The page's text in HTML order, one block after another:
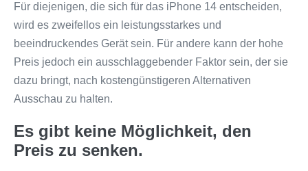
Für diejenigen, die sich für das iPhone 14 entscheiden,
wird es zweifellos ein leistungsstarkes und
beeindruckendes Gerät sein. Für andere kann der hohe
Preis jedoch ein ausschlaggebender Faktor sein, der sie
dazu bringt, nach kostengünstigeren Alternativen
Ausschau zu halten.
Es gibt keine Möglichkeit, den
Preis zu senken.